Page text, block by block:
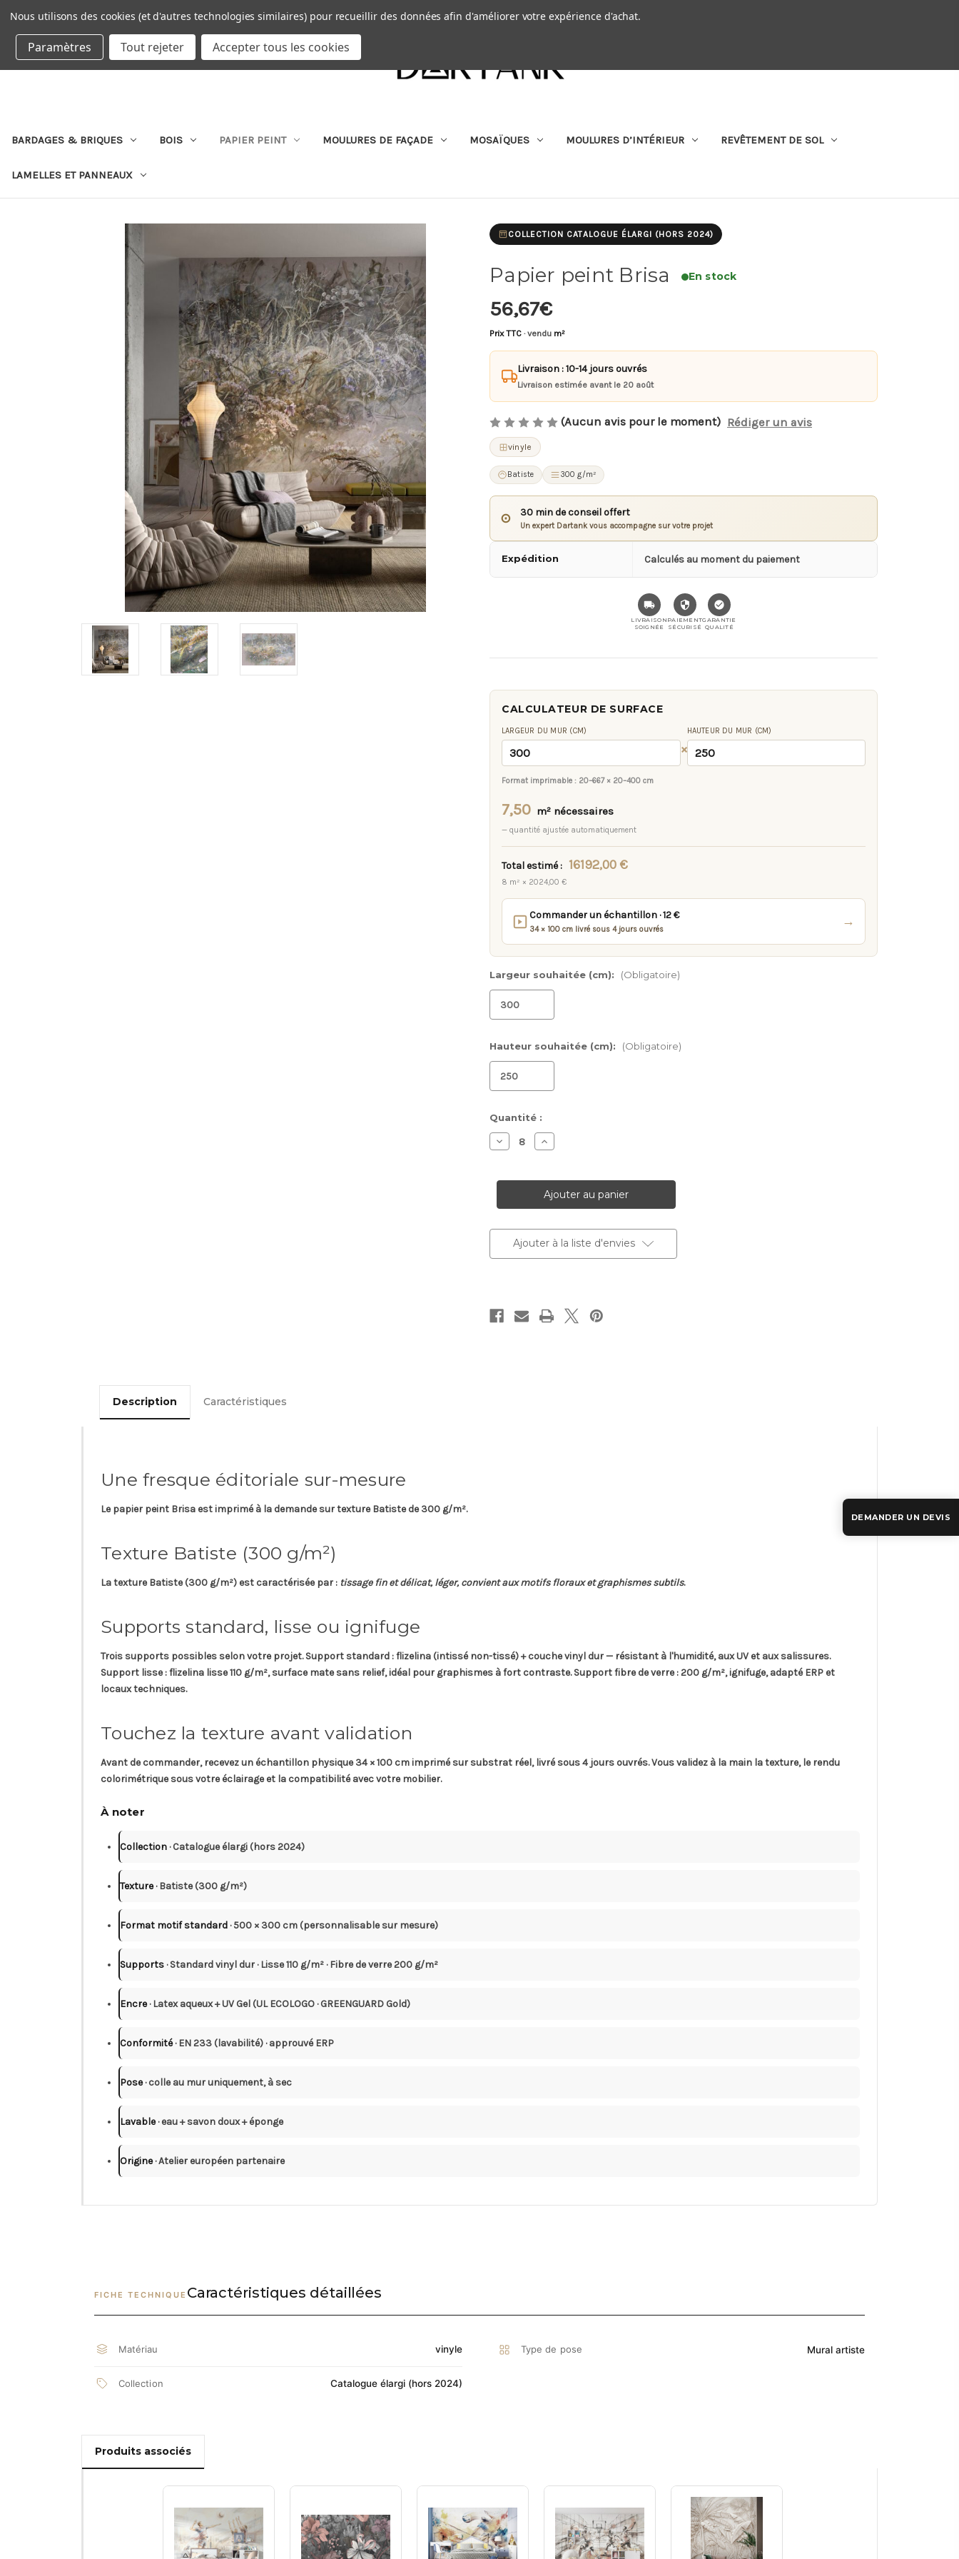
DEVISE : EUR
| RECHERCHER QUI SOMMES-NOUS
BARDAGES & BRIQUES BOIS PAPIER PEINT MOULURES DE FAÇADE MOSAÏQUES MOULURES D’INTÉRIEUR REVÊTEMENT DE SOL
LAMELLES ET PANNEAUX
COLLECTION CATALOGUE ÉLARGI (HORS 2024)
Papier peint Brisa En stock
56,67€
Prix TTC · vendu m²
Livraison : 10-14 jours ouvrés
Livraison estimée avant le 20 août
(Aucun avis pour le moment) Rédiger un avis
vinyle
Batiste 300 g/m²
⊙ 30 min de conseil offert
Un expert Dartank vous accompagne sur votre projet
Expédition Calculés au moment du paiement
LIVRAISON
SOIGNÉE
PAIEMENT
SÉCURISÉ
GARANTIE
QUALITÉ
CALCULATEUR DE SURFACE
LARGEUR DU MUR (CM)
×
HAUTEUR DU MUR (CM)
Format imprimable : 20–667 × 20–400 cm
7,50 m² nécessaires
— quantité ajustée automatiquement
Total estimé : 16192,00 €
8 m² × 2024,00 €
Commander un échantillon · 12 €
34 × 100 cm livré sous 4 jours ouvrés
→
Largeur souhaitée (cm): (Obligatoire)
Hauteur souhaitée (cm): (Obligatoire)
Stock
actuel :
Quantité :
Diminuer
la
Papier
Augmenter
la
Papier
peint
Brisa
Ajouter à la liste d'envies
Description Caractéristiques
Une fresque éditoriale sur-mesure
Le papier peint Brisa est imprimé à la demande sur textureBatistede300 g/m².
Texture Batiste (300 g/m²)
La textureBatiste(300 g/m²) est caractérisée par : tissage fin et délicat, léger, convient aux motifs floraux et graphismes subtils.
Supports standard, lisse ou ignifuge
Trois supports possibles selon votre projet.Support standard : flizelina (intissé non-tissé) + couche vinyl dur — résistant à l'humidité, aux UV et aux salissures.
Support lisse: flizelina lisse 110 g/m², surface mate sans relief, idéal pour graphismes à fort contraste.Support fibre de verre: 200 g/m², ignifuge, adapté ERP et
locaux techniques.
Touchez la texture avant validation
Avant de commander, recevez un échantillon physique 34 × 100 cmimprimé sur substrat réel, livré sous4 jours ouvrés. Vous validez à la main la texture, le rendu
colorimétrique sous votre éclairage et la compatibilité avec votre mobilier.
À noter
Collection · Catalogue élargi (hors 2024)
Texture· Batiste (300 g/m²)
Format motif standard · 500 × 300 cm (personnalisable sur mesure)
Supports · Standard vinyl dur · Lisse 110 g/m² · Fibre de verre 200 g/m²
Encre· Latex aqueux + UV Gel (UL ECOLOGO · GREENGUARD Gold)
Conformité· EN 233 (lavabilité) · approuvé ERP
Pose· colle au mur uniquement, à sec
Lavable· eau + savon doux + éponge
Origine· Atelier européen partenaire
FICHE TECHNIQUE Caractéristiques détaillées
Matériau vinyle Type de pose Mural artiste
Collection Catalogue élargi (hors 2024)
Produits associés
Nous utilisons des cookies (et d'autres technologies similaires) pour recueillir des données afin d'améliorer votre expérience d'achat.
Paramètres Tout rejeter Accepter tous les cookies
DEMANDER UN DEVIS